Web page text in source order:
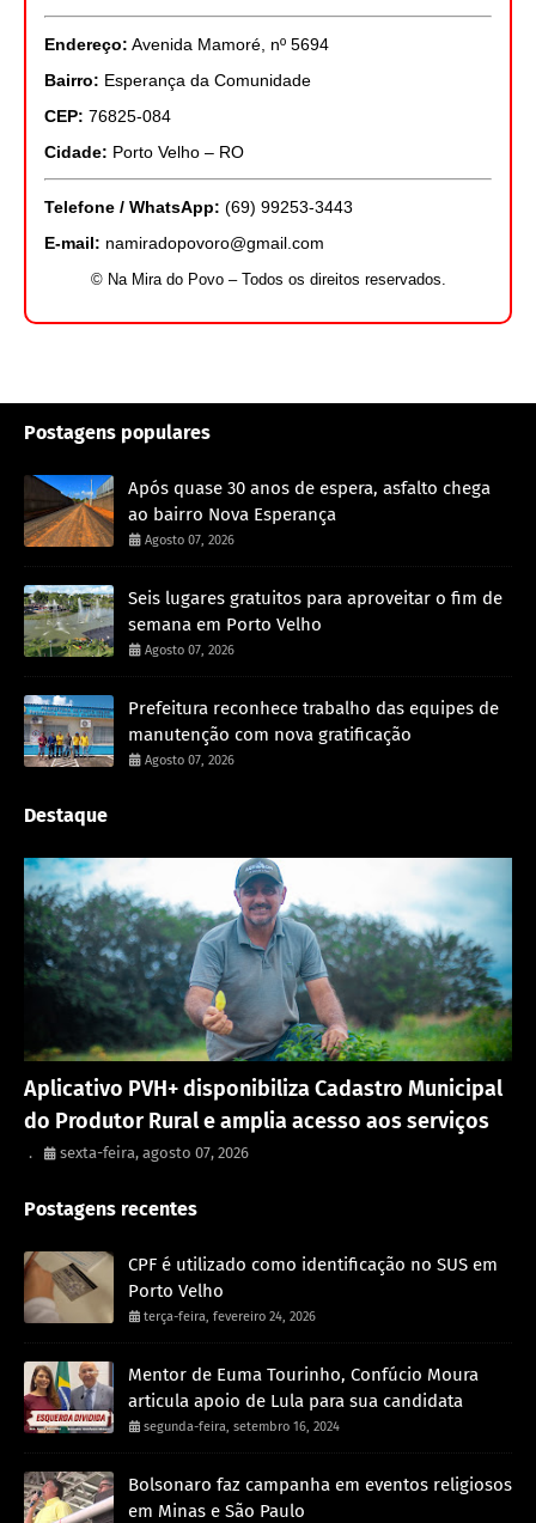
Endereço: Avenida Mamoré, nº 5694
Bairro: Esperança da Comunidade
CEP: 76825-084
Cidade: Porto Velho – RO
Telefone / WhatsApp: (69) 99253-3443
E-mail: namiradopovoro@gmail.com
© Na Mira do Povo – Todos os direitos reservados.
Postagens populares
Após quase 30 anos de espera, asfalto chega
ao bairro Nova Esperança
Agosto 07, 2026
Seis lugares gratuitos para aproveitar o fim de
semana em Porto Velho
Agosto 07, 2026
Prefeitura reconhece trabalho das equipes de
manutenção com nova gratificação
Agosto 07, 2026
Destaque
Aplicativo PVH+ disponibiliza Cadastro Municipal
do Produtor Rural e amplia acesso aos serviços
. sexta-feira, agosto 07, 2026
Postagens recentes
CPF é utilizado como identificação no SUS em
Porto Velho
terça-feira, fevereiro 24, 2026
Mentor de Euma Tourinho, Confúcio Moura
articula apoio de Lula para sua candidata
segunda-feira, setembro 16, 2024
Bolsonaro faz campanha em eventos religiosos
em Minas e São Paulo